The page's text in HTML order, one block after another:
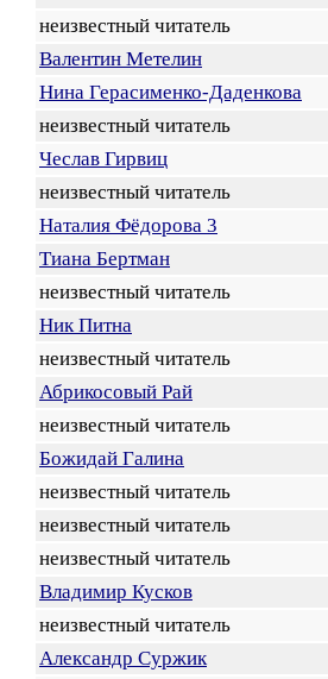
неизвестный читатель
Валентин Метелин
Нина Герасименко-Даденкова
неизвестный читатель
Чеслав Гирвиц
неизвестный читатель
Наталия Фёдорова 3
Тиана Бертман
неизвестный читатель
Ник Питна
неизвестный читатель
Абрикосовый Рай
неизвестный читатель
Божидай Галина
неизвестный читатель
неизвестный читатель
неизвестный читатель
Владимир Кусков
неизвестный читатель
Александр Суржик